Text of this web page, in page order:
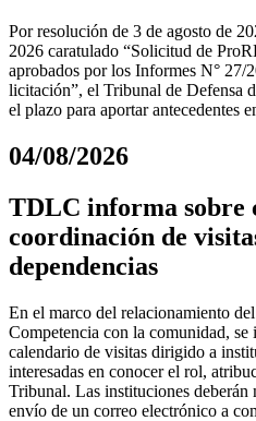
Por resolución de 3 de agosto de
2026 caratulado “Solicitud de
aprobados por los Informes N° 27/
licitación”, el Tribunal de Defensa
el plazo para aportar antecedentes
04/08/2026
TDLC informa sobre
coordinación de
dependencias
En el marco del relacionamiento
Competencia con la comunidad, se
calendario de visitas dirigido a
interesadas en conocer el rol,
Tribunal. Las instituciones deberán
envío de un correo electrónico a